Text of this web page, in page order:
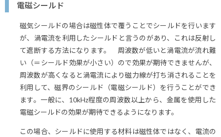
電磁シールド
磁気シールドの場合は磁性体で覆うことでシールドを行います
が、渦電流を利用したシールドと言うのがあり、これは反射し
て遮断する方法になります。 周波数が低いと渦電流が流れ難
い（＝シールド効果が小さい）ので効果が期待できませんが、
周波数が高くなると渦電流により磁力線が打ち消されることを
利用して、磁界のシールド（電磁シールド）を行うことができ
ます。一般に、10kHz程度の周波数以上から、金属を使用した
電磁シールドの効果が期待できるようになります。
この場合、シールドに使用する材料は磁性体ではなく、電流の